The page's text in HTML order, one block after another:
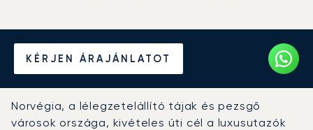
KÉRJEN ÁRAJÁNLATOT
Béreljen magánrepülőt
Norvégiába
Norvégia, a lélegzetelállító tájak és pezsgő
városok országa, kivételes úti cél a luxusutazók